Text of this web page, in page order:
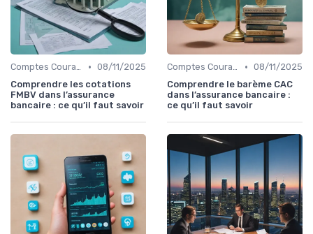
Comptes Courants et Épargne • 08/11/2025
Comprendre les cotations
FMBV dans l’assurance
bancaire : ce qu’il faut savoir
Comptes Courants et Épargne • 08/11/2025
Comprendre le barème CAC
dans l’assurance bancaire :
ce qu’il faut savoir